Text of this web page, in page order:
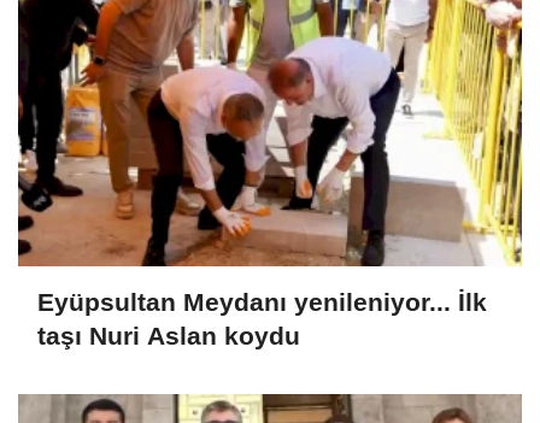
Eyüpsultan Meydanı yenileniyor... İlk
taşı Nuri Aslan koydu